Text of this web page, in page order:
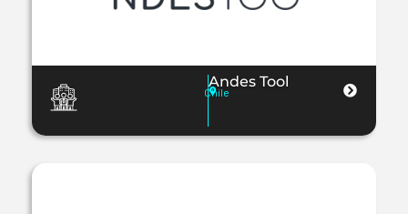
Andes Tool
Chile